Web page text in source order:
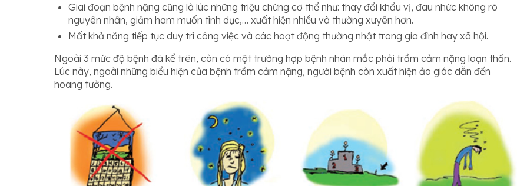
Giai đoạn bệnh nặng cũng là lúc những triệu chứng cơ thể như: thay đổi khẩu vị, đau nhức không rõ
nguyên nhân, giảm ham muốn tình dục,… xuất hiện nhiều và thường xuyên hơn.
Mất khả năng tiếp tục duy trì công việc và các hoạt động thường nhật trong gia đình hay xã hội.
Ngoài 3 mức độ bệnh đã kể trên, còn có một trường hợp bệnh nhân mắc phải trầm cảm nặng loạn thần.
Lúc này, ngoài những biểu hiện của bệnh trầm cảm nặng, người bệnh còn xuất hiện ảo giác dẫn đến
hoang tưởng.